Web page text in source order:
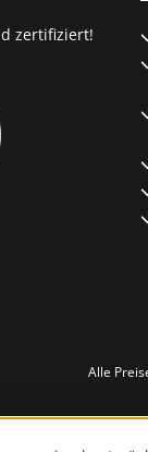
zertifiziert!
Alle